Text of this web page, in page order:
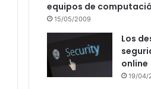
equipos de
15/05/2009
Los
online
19/04/